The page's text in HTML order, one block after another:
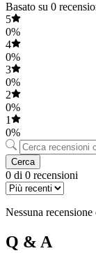
Basato su 0
5
0%
4
0%
3
0%
2
0%
1
0%
Cerca
0 di 0 recensioni
Nessuna
Q & A